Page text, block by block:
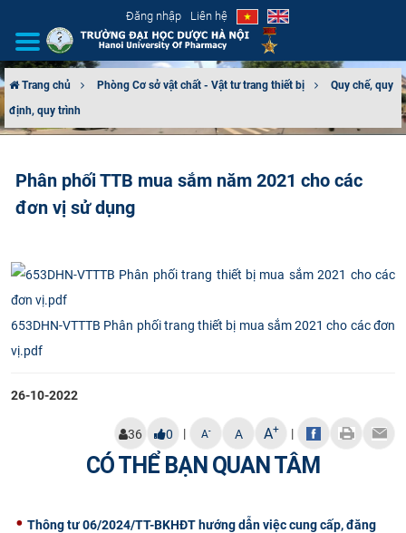
Đăng nhập Liên hệ
GIỚI THIỆU
TUYỂN SINH
ĐẢM BẢO CHẤT LƯỢNG
KHOA HỌC CÔNG NGHỆ
HTQT
CỰU NGƯỜI HỌC
Trang chủ Phòng Cơ sở vật chất - Vật tư trang thiết bị
Quy chế, quy
định, quy trình
Phân phối TTB mua sắm năm 2021 cho các
đơn vị sử dụng
653DHN-VTTTB Phân phối trang thiết bị mua sắm 2021 cho các đơn
vị.pdf
26-10-2022
36 0 | A- A A+ |
CÓ THỂ BẠN QUAN TÂM
Thông tư 06/2024/TT-BKHĐT hướng dẫn việc cung cấp, đăng